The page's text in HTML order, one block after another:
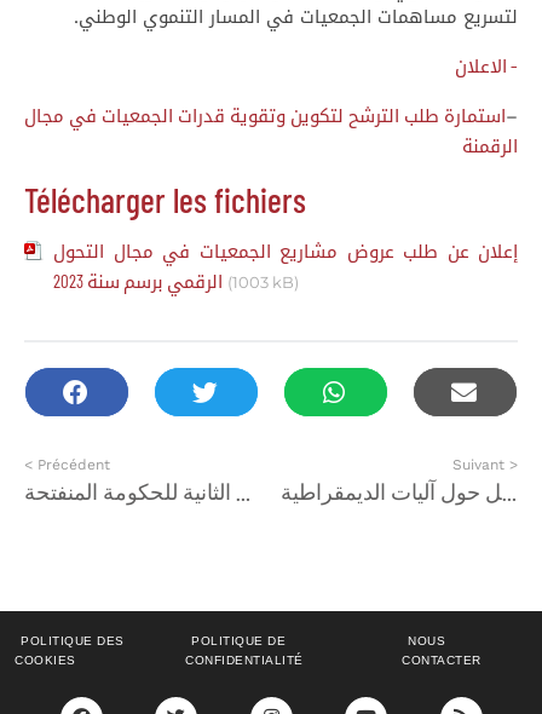
لتسريع مساهمات الجمعيات في المسار التنموي الوطني.
– الاعلان
–استمارة طلب الترشح لتكوين وتقوية قدرات الجمعيات في مجال
الرقمنة
Télécharger les fichiers
إعلان عن طلب عروض مشاريع الجمعيات في مجال التحول
الرقمي برسم سنة 2023
(1003 kB)
< Précédent Suivant >
إعلان عن طلب عروض مشاريع لفائدة الجمعيات في مجال التواصل حول آليات الديمقراطية
POLITIQUE DES
COOKIES
POLITIQUE DE
CONFIDENTIALITÉ
NOUS
CONTACTER